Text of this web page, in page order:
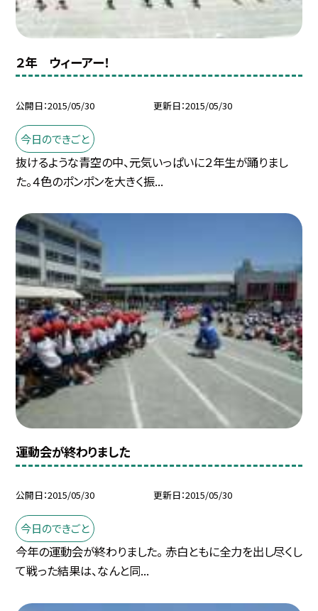
２年 ウィーアー！
公開日 2015/05/30 更新日 2015/05/30
今日のできごと
抜けるような青空の中、元気いっぱいに２年生が踊りまし
た。４色のポンポンを大きく振...
運動会が終わりました
公開日 2015/05/30 更新日 2015/05/30
今日のできごと
今年の運動会が終わりました。 赤白ともに全力を出し尽くし
て戦った結果は、なんと同...